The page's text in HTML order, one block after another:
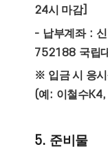
24시 마감]
- 납부계좌:
752188 국립
※ 입금 시 응
(예 : 이철수K4,
5. 준비물